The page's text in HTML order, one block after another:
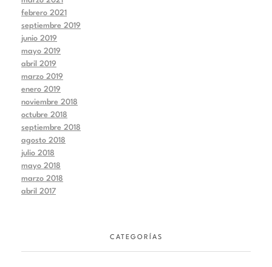
febrero 2021
septiembre 2019
junio 2019
mayo 2019
abril 2019
marzo 2019
enero 2019
noviembre 2018
octubre 2018
septiembre 2018
agosto 2018
julio 2018
mayo 2018
marzo 2018
abril 2017
CATEGORÍAS